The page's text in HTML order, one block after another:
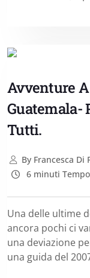
Avventure
Guatemala-
Tutti.
ByFrancesca Di
6 minuti
Una delle ultime
ancora pochi ci
una deviazione
una guida del